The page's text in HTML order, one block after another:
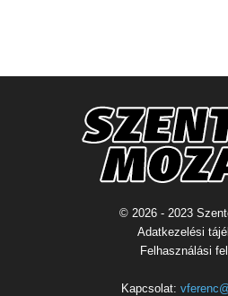
© 2026 - 2023
Adatkezelési
Felhasználási
Kapcsolat: